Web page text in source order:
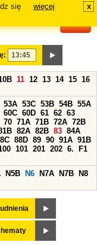
się
więcej x
11 12 13 14 15 16
53A 53C 53B 54B 55A
60C 60D 61 62 63
70 71A 71B 72A 72B
82A 82B 83 84A
88D 89 90 91A 91B
101 201 202 6.
F1
N5B N6 N7A N7B
N8